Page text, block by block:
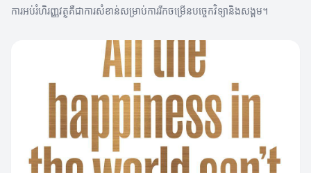
ការអប់រំហិរញ្ញវត្ថុគឺជាការសំខាន់សម្រាប់ការរីកចម្រើនបច្ចេកវិទ្យានិងសង្គម។